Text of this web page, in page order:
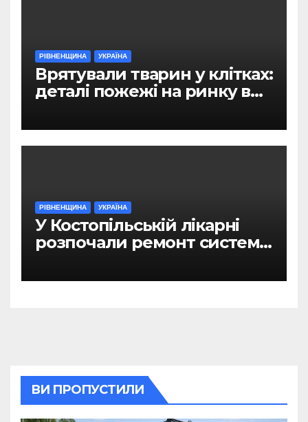
РІВНЕНЩИНА УКРАЇНА
Врятували тварин у клітках:
деталі пожежі на ринку в
РІВНЕНЩИНА УКРАЇНА
У Костопільській лікарні
розпочали ремонт системи
ВИ ПРОПУСТИЛИ